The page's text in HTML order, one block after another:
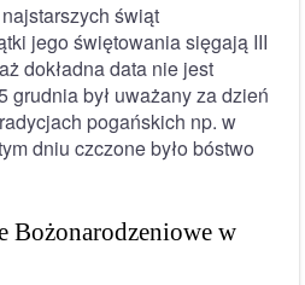
świąt
jego świętowania sięgają III
dokładna data nie jest
grudnia był uważany za dzień
pogańskich np. w
dniu czczone było bóstwo
Bożonarodzeniowe w